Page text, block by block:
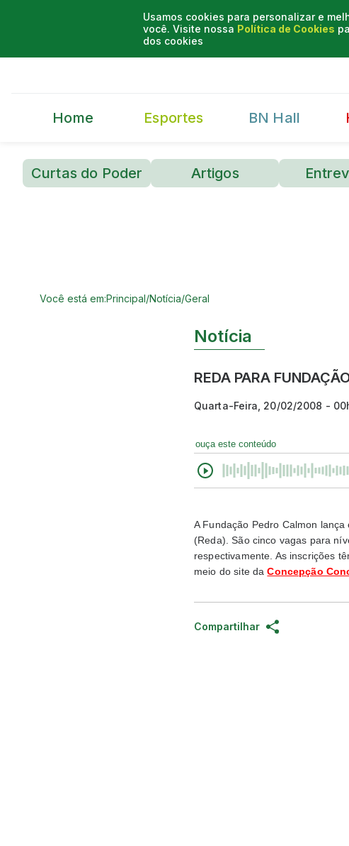
Usamos cookies para personalizar e
você. Visite nossa Política de Cookies
dos cookies
Home Esportes BN Hall
Curtas do Poder Artigos
Você está em:Principal/Notícia/Geral
Notícia
REDA PARA
Quarta-Feira, 20/02/2008 -
ouça este conteúdo
A Fundação Pedro Calmon
(Reda). São cinco vagas para
respectivamente. As inscrições
meio do site daConcepção
Compartilhar